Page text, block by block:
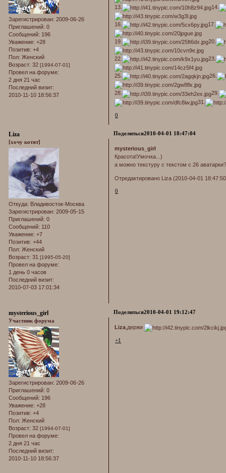
Зарегистрирован: 2009-06-26
Приглашений: 0
Сообщений: 196
Уважение: +28
Позитив: +4
Пол: Женский
Возраст: 32 [1994-07-01]
Провел на форуме:
2 дня 21 час
Последний визит:
2010-11-10 18:56:37
13. 14.
16. 17.
19. 20.
22. 23.
25. 26.
28.
29.
31.
0
Поделиться2010-04-01 18:47:04
Liza
[хочу котят]
Откуда: Владивосток-Москва
Зарегистрирован: 2009-05-15
Приглашений: 0
Сообщений: 110
Уважение: +7
Позитив: +44
Пол: Женский
Возраст: 31 [1995-05-20]
Провел на форуме:
1 день 0 часов
Последний визит:
2010-07-03 17:01:34
mysterious_girl
Красота!Умочка...)
а можно текстуру с текстом с 26 аватарки?
Отредактировано Liza (2010-04-01
0
Поделиться2010-04-01 19:12:47
mysterious_girl
Участник форума
Зарегистрирован: 2009-06-26
Приглашений: 0
Сообщений: 196
Уважение: +28
Позитив: +4
Пол: Женский
Возраст: 32 [1994-07-01]
Провел на форуме:
2 дня 21 час
Последний визит:
2010-11-10 18:56:37
Liza ,держи
+1